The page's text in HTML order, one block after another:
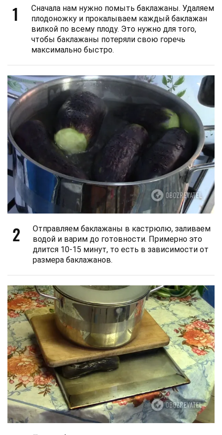
1
Сначала нам нужно помыть баклажаны. Удаляем
плодоножку и прокалываем каждый баклажан
вилкой по всему плоду. Это нужно для того,
чтобы баклажаны потеряли свою горечь
максимально быстро.
2
Отправляем баклажаны в кастрюлю, заливаем
водой и варим до готовности. Примерно это
длится 10-15 минут, то есть в зависимости от
размера баклажанов.